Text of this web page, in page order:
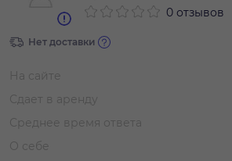
0 отзывов
Нет доставки
На сайте
Сдает в аренду
Среднее время ответа
О себе